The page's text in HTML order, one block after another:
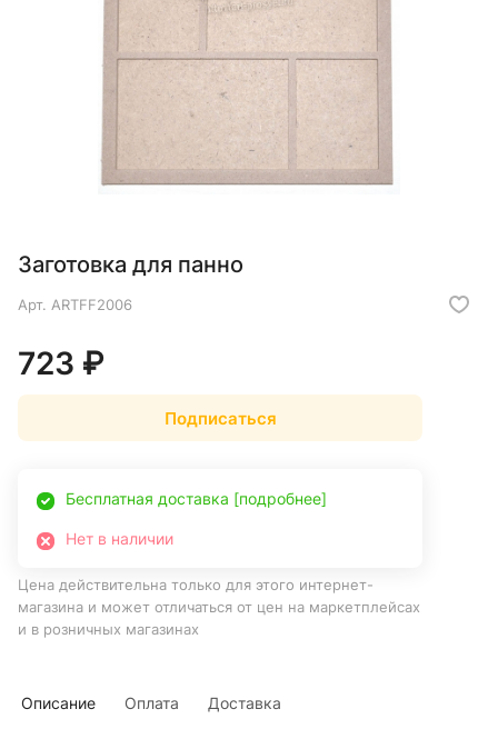
Заготовка для панно
Арт. ARTFF2006
723 ₽
Подписаться
Бесплатная доставка [подробнее]
Нет в наличии
Цена действительна только для этого интернет-
магазина и может отличаться от цен на маркетплейсах
и в розничных магазинах
Описание Оплата Доставка